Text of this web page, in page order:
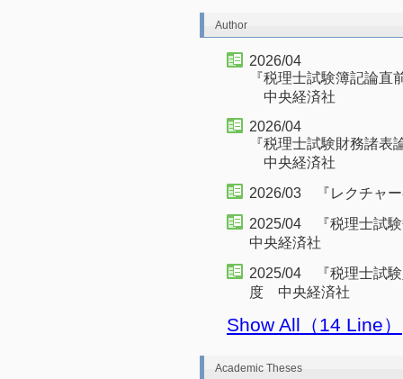
Author
2026/04
『税理士試験簿記論直
中央経済社
2026/04
『税理士試験財務諸
中央経済社
2026/03 『レクチャ
2025/04 『税理士試
中央経済社
2025/04 『税理士試験
度 中央経済社
Show All（14 Line）
Academic Theses